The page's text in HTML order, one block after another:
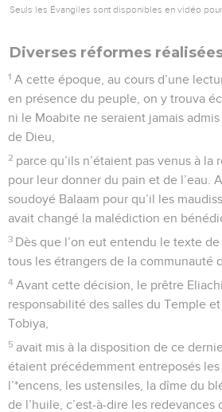
Seuls les Évangiles sont disponibles en vidéo pour
Diverses réformes
1 A cette époque, au cours d’une
en présence du peuple, on y trouva
ni le Moabite ne seraient jamais
de Dieu,
2 parce qu’ils n’étaient pas venus à la
pour leur donner du pain et de l’eau.
soudoyé Balaam pour qu’il les
avait changé la malédiction en
3 Dès que l’on eut entendu le texte
tous les étrangers de la communauté
4 Avant cette décision, le prêtre
responsabilité des salles du Temple
Tobiya,
5 avait mis à la disposition de ce
étaient précédemment entreposés les
l’*encens, les ustensiles, la dîme du
de l’huile, c’est-à-dire les redevances